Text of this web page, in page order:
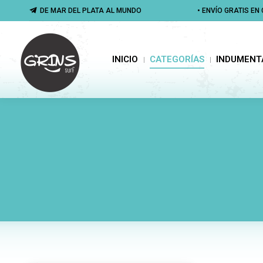
DE MAR DEL PLATA AL MUNDO • ENVÍO GRATIS
INICIO CATEGORÍAS
DE MAR DEL PLATA AL MUNDO • ENVÍO GRATIS
INICIO CATEGORÍAS